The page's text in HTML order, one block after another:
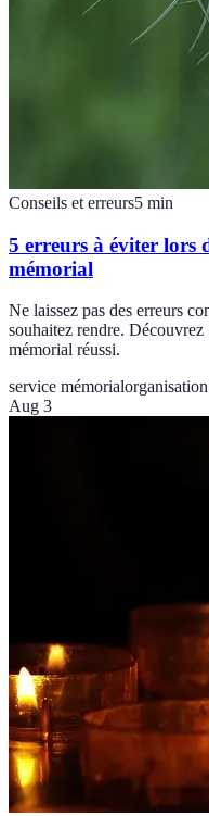
Conseils et erreurs5 min
5 erreurs à éviter lors
mémorial
Ne laissez pas des erreurs
souhaitez rendre.
mémorial réussi.
service mémorial
Aug 3